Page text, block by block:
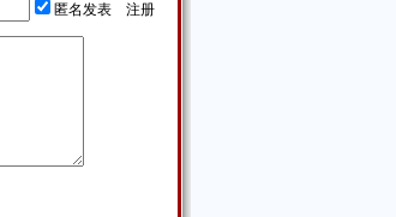
调，在抓落实过程
立正确政绩观，把
开矛盾和问题走，
实，还要增强预见
矛盾，小问题不延
匿名发表 注册